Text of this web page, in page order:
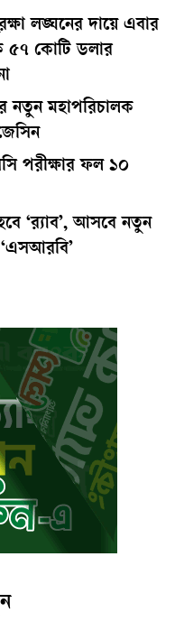
লঙ্ঘনের দায়ে এবার
৫৭ কোটি ডলার
নতুন মহাপরিচালক
পরীক্ষার ফল ১০
‘র‍্যাব’, আসবে নতুন
‘এসআরবি’